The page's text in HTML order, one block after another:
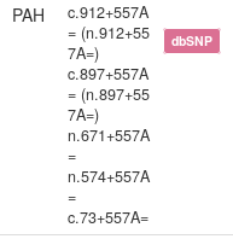
PAH
c.912+557A
= (n.912+55
7A=)
c.897+557A
= (n.897+55
7A=)
n.671+557A
=
n.574+557A
=
c.73+557A=
dbSNP